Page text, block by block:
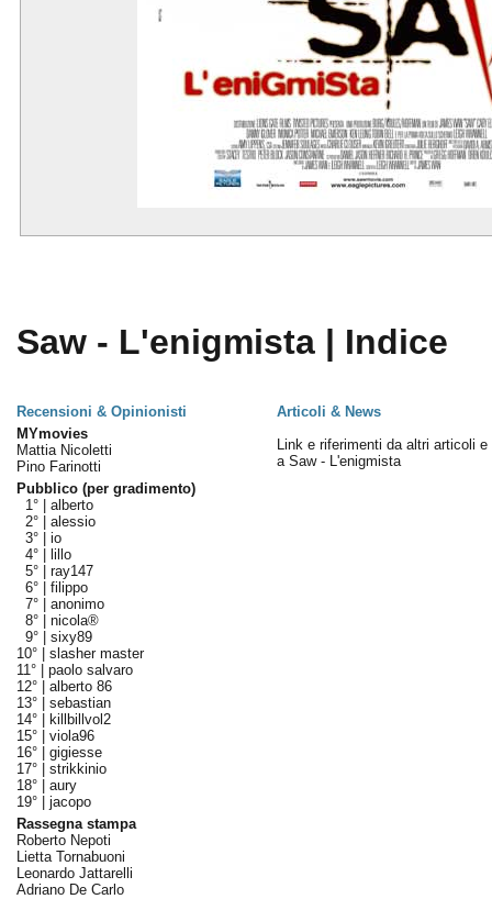
Saw - L'enigmista | Indice
Recensioni & Opinionisti
Articoli & News
MYmovies
Mattia Nicoletti
Pino Farinotti
Pubblico (per gradimento)
1° | alberto
2° | alessio
3° | io
4° |
lillo
5° | ray147
6° | filippo
7° | anonimo
8° | nicola®
9° | sixy89
10° | slasher master
11° | paolo salvaro
12° | alberto 86
13° | sebastian
14° |
killbillvol2
15° | viola96
16° | gigiesse
17° | strikkinio
18° | aury
19° | jacopo
Rassegna stampa
Roberto Nepoti
Lietta Tornabuoni
Leonardo Jattarelli
Adriano De Carlo
Link e riferimenti da altri articoli e
a Saw - L'enigmista